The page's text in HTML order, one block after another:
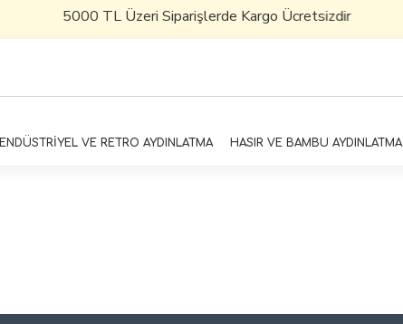
5000 TL Üzeri Siparişlerde Kargo Ücretsizdir
ENDÜSTRİYEL VE RETRO AYDINLATMA HASIR VE BAMBU AYDINLATMA